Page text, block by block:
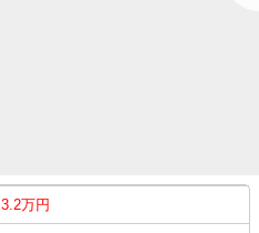
3.2万円